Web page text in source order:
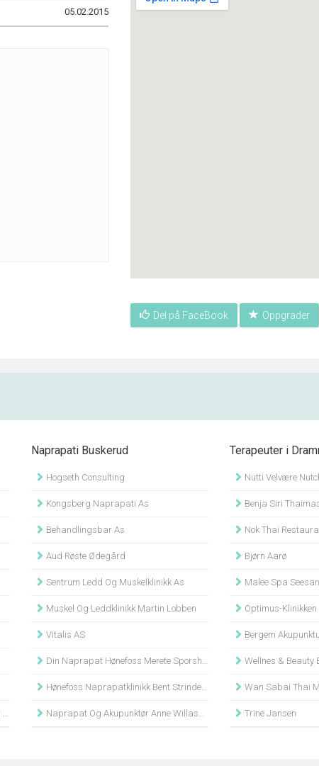
05.02.2015
Del på FaceBook Oppgrader
Naprapati Buskerud
Hogseth Consulting
Kongsberg Naprapati As
Behandlingsbar As
Aud Røste Ødegård
Sentrum Ledd Og Muskelklinikk As
Muskel Og Leddklinikk Martin Lobben
Vitalis AS
Din Naprapat Hønefoss Merete Sporsheim
Hønefoss Naprapatklinikk Bent Strindeberg
Naprapat Og Akupunktør Anne Willassen
Terapeuter i
Nutti Velvære
Benja Siri
Nok Thai
Bjørn Aarø
Malee Spa Seesan
Optimus-Klinikken
Bergem
Wellnes & Beauty
Wan Sabai Thai
Trine Jansen